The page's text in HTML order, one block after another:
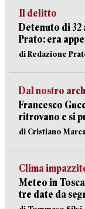
Il delitto
Detenuto di 32
Prato: era
di Redazione
Dal nostro
Francesco
ritrovano e si
di Cristiano
Clima
Meteo in
tre date da